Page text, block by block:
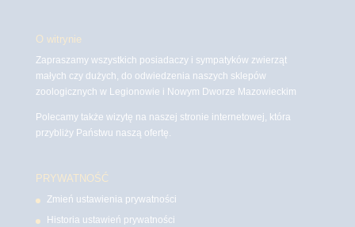
O witrynie
Zapraszamy wszystkich posiadaczy i sympatyków zwierząt
małych czy dużych, do odwiedzenia naszych sklepów
zoologicznych w Legionowie i Nowym Dworze Mazowieckim
Polecamy także wizytę na naszej stronie internetowej, która
przybliży Państwu naszą ofertę.
PRYWATNOŚĆ
Zmień ustawienia prywatności
Historia ustawień prywatności